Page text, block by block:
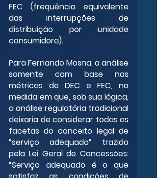
FEC (frequência equivalente
das interrupções de
distribuição por unidade
consumidora).
Para Fernando Mosna, a análise
somente com base nas
métricas de DEC e FEC, na
medida em que, sob sua lógica,
a análise regulatória tradicional
deixaria de considerar todas as
facetas do conceito legal de
“serviço adequado“ trazido
pela Lei Geral de Concessões:
“Serviço adequado é o que